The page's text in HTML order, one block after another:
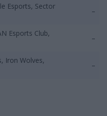
Esports, Sector
–
Esports Club,
–
Iron Wolves,
–